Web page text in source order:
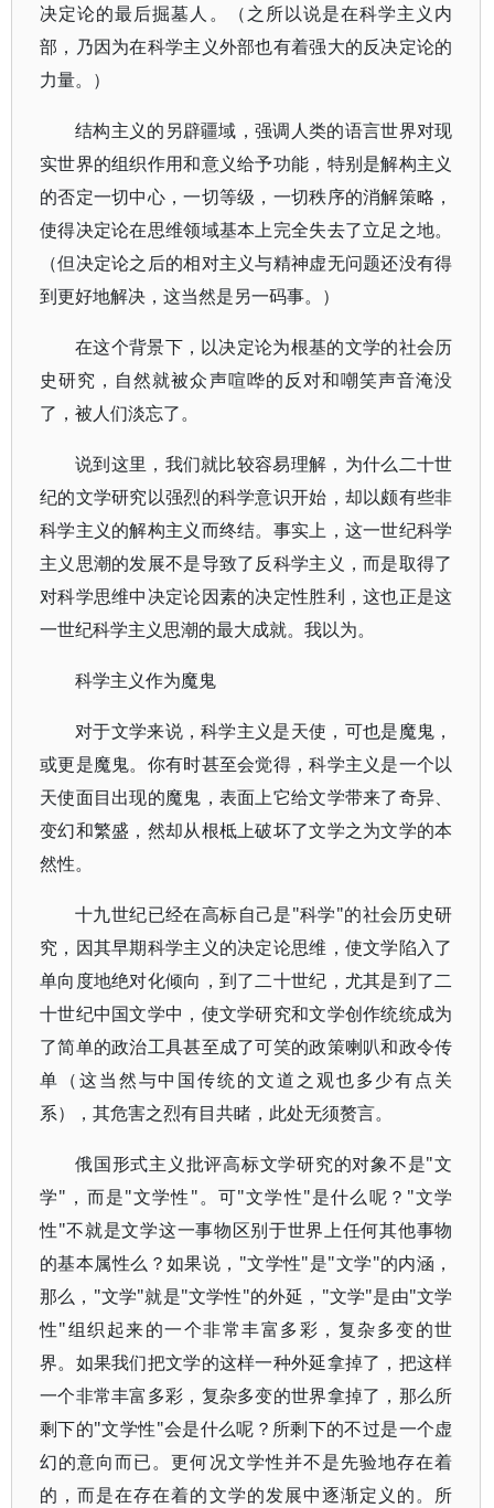
决定论的最后掘墓人。（之所以说是在科学主义内
部，乃因为在科学主义外部也有着强大的反决定论的
力量。）
结构主义的另辟疆域，强调人类的语言世界对现
实世界的组织作用和意义给予功能，特别是解构主义
的否定一切中心，一切等级，一切秩序的消解策略，
使得决定论在思维领域基本上完全失去了立足之地。
（但决定论之后的相对主义与精神虚无问题还没有得
到更好地解决，这当然是另一码事。）
在这个背景下，以决定论为根基的文学的社会历
史研究，自然就被众声喧哗的反对和嘲笑声音淹没
了，被人们淡忘了。
说到这里，我们就比较容易理解，为什么二十世
纪的文学研究以强烈的科学意识开始，却以颇有些非
科学主义的解构主义而终结。事实上，这一世纪科学
主义思潮的发展不是导致了反科学主义，而是取得了
对科学思维中决定论因素的决定性胜利，这也正是这
一世纪科学主义思潮的最大成就。我以为。
科学主义作为魔鬼
对于文学来说，科学主义是天使，可也是魔鬼，
或更是魔鬼。你有时甚至会觉得，科学主义是一个以
天使面目出现的魔鬼，表面上它给文学带来了奇异、
变幻和繁盛，然却从根柢上破坏了文学之为文学的本
然性。
十九世纪已经在高标自己是"科学"的社会历史研
究，因其早期科学主义的决定论思维，使文学陷入了
单向度地绝对化倾向，到了二十世纪，尤其是到了二
十世纪中国文学中，使文学研究和文学创作统统成为
了简单的政治工具甚至成了可笑的政策喇叭和政令传
单（这当然与中国传统的文道之观也多少有点关
系），其危害之烈有目共睹，此处无须赘言。
俄国形式主义批评高标文学研究的对象不是"文
学"，而是"文学性"。可"文学性"是什么呢？"文学
性"不就是文学这一事物区别于世界上任何其他事物
的基本属性么？如果说，"文学性"是"文学"的内涵，
那么，"文学"就是"文学性"的外延，"文学"是由"文学
性"组织起来的一个非常丰富多彩，复杂多变的世
界。如果我们把文学的这样一种外延拿掉了，把这样
一个非常丰富多彩，复杂多变的世界拿掉了，那么所
剩下的"文学性"会是什么呢？所剩下的不过是一个虚
幻的意向而已。更何况文学性并不是先验地存在着
的，而是在存在着的文学的发展中逐渐定义的。所